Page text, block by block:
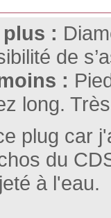
:
de
:
long.
plug car
du
à l'eau.